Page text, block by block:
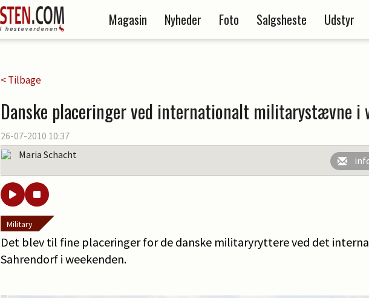
Magasin Nyheder Foto Salgsheste Udstyr
< Tilbage
Danske placeringer ved internationalt militarystævne i
26-07-2010 10:37
Maria Schacht
Military
Det blev til fine placeringer for de danske militaryryttere ved det
Sahrendorf i weekenden.